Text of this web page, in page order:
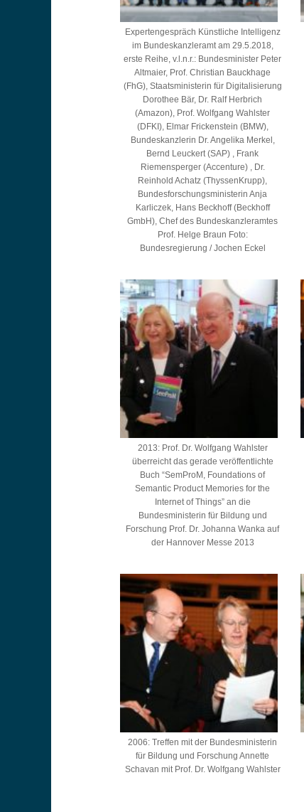
Expertengespräch Künstliche Intelligenz
im Bundeskanzleramt am 29.5.2018,
erste Reihe, v.l.n.r.: Bundesminister Peter
Altmaier, Prof. Christian Bauckhage
(FhG), Staatsministerin für Digitalisierung
Dorothee Bär, Dr. Ralf Herbrich
(Amazon), Prof. Wolfgang Wahlster
(DFKI), Elmar Frickenstein (BMW),
Bundeskanzlerin Dr. Angelika Merkel,
Bernd Leuckert (SAP) , Frank
Riemensperger (Accenture) , Dr.
Reinhold Achatz (ThyssenKrupp),
Bundesforschungsministerin Anja
Karliczek, Hans Beckhoff (Beckhoff
GmbH), Chef des Bundeskanzleramtes
Prof. Helge Braun Foto:
Bundesregierung / Jochen Eckel
2013: Prof. Dr. Wolfgang Wahlster
überreicht das gerade veröffentlichte
Buch “SemProM, Foundations of
Semantic Product Memories for the
Internet of Things” an die
Bundesministerin für Bildung und
Forschung Prof. Dr. Johanna Wanka auf
der Hannover Messe 2013
2006: Treffen mit der Bundesministerin
für Bildung und Forschung Annette
Schavan mit Prof. Dr. Wolfgang Wahlster